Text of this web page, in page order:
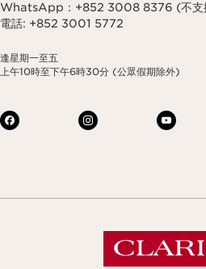
WhatsApp：+852 3008 8376 (不支
電話: +852 3001 5772
逢星期一至五
上午10時至下午6時30分 (公眾假期除外)